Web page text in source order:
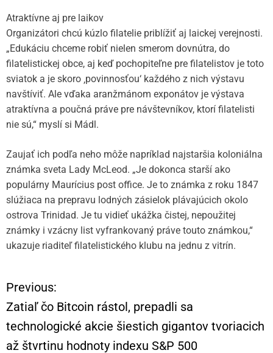
Atraktívne aj pre laikov
Organizátori chcú kúzlo filatelie priblížiť aj laickej verejnosti.
„Edukáciu chceme robiť nielen smerom dovnútra, do
filatelistickej obce, aj keď pochopiteľne pre filatelistov je toto
sviatok a je skoro ‚povinnosťou‘ každého z nich výstavu
navštíviť. Ale vďaka aranžmánom exponátov je výstava
atraktívna a poučná práve pre návštevníkov, ktorí filatelisti
nie sú,“ myslí si Mádl.
Zaujať ich podľa neho môže napríklad najstaršia koloniálna
známka sveta Lady McLeod. „Je dokonca starší ako
populárny Maurícius post office. Je to známka z roku 1847
slúžiaca na prepravu lodných zásielok plávajúcich okolo
ostrova Trinidad. Je tu vidieť ukážka čistej, nepoužitej
známky i vzácny list vyfrankovaný práve touto známkou,“
ukazuje riaditeľ filatelistického klubu na jednu z vitrín.
N
a
Previous:
Zatiaľ čo Bitcoin rástol, prepadli sa
technologické akcie šiestich gigantov tvoriacich
až štvrtinu hodnoty indexu S&P 500